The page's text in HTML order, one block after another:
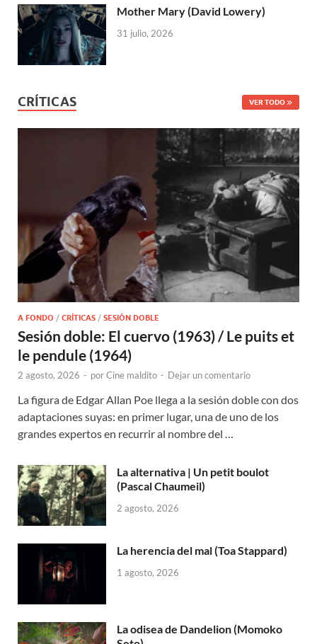
Mother Mary (David Lowery)
31 julio, 2026
CRÍTICAS VER TODO
A FONDO / CRÍTICAS / SESIÓN DOBLE
Sesión doble: El cuervo (1963) / Le puits et
le pendule (1964)
2 agosto, 2026 - porCine maldito - Dejar un comentario
La figura de Edgar Allan Poe llega a la sesión doble con dos
adaptaciones suyas: en primer lugar, una de uno de los
grandes expertos en recurrir al nombre del …
La alternativa | Un petit boulot
(Pascal Chaumeil)
2 agosto, 2026
La herencia del mal (Toa Stappard)
1 agosto, 2026
La odisea de Dandelion (Momoko